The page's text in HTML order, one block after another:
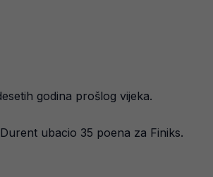
godina prošlog vijeka.
ubacio 35 poena za Finiks.